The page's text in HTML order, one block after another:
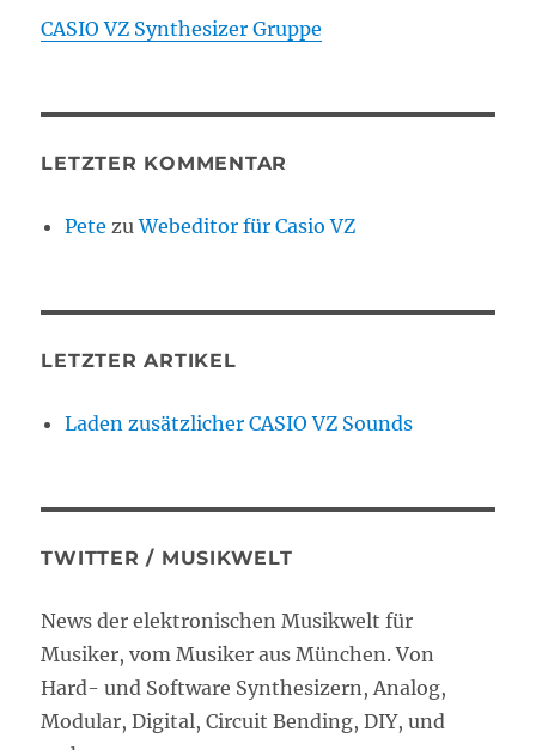
CASIO VZ Synthesizer Gruppe
LETZTER KOMMENTAR
Pete zuWebeditor für Casio VZ
LETZTER ARTIKEL
Laden zusätzlicher CASIO VZ Sounds
TWITTER / MUSIKWELT
News der elektronischen Musikwelt für
Musiker, vom Musiker aus München. Von
Hard- und Software Synthesizern, Analog,
Modular, Digital, Circuit Bending, DIY, und